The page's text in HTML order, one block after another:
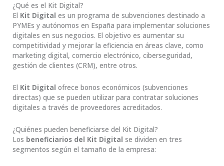
¿Qué es el Kit Digital?
El Kit Digital es un programa de subvenciones destinado a
PYMEs y autónomos en España para implementar soluciones
digitales en sus negocios. El objetivo es aumentar su
competitividad y mejorar la eficiencia en áreas clave, como
marketing digital, comercio electrónico, ciberseguridad,
gestión de clientes (CRM), entre otros.
El Kit Digital ofrece bonos económicos (subvenciones
directas) que se pueden utilizar para contratar soluciones
digitales a través de proveedores acreditados.
¿Quiénes pueden beneficiarse del Kit Digital?
Los beneficiarios del Kit Digital se dividen en tres
segmentos según el tamaño de la empresa: